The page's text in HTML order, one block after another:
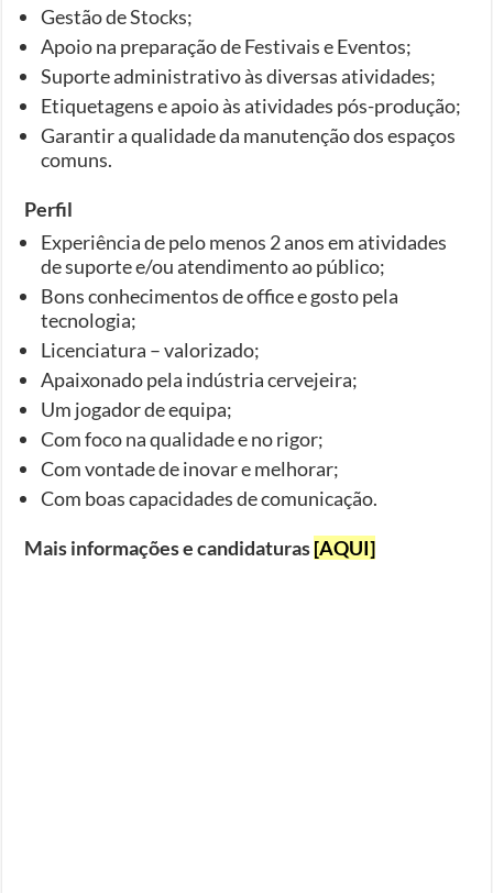
Gestão de Stocks;
Apoio na preparação de Festivais e Eventos;
Suporte administrativo às diversas atividades;
Etiquetagens e apoio às atividades pós-produção;
Garantir a qualidade da manutenção dos espaços
comuns.
Perfil
Experiência de pelo menos 2 anos em atividades
de suporte e/ou atendimento ao público;
Bons conhecimentos de office e gosto pela
tecnologia;
Licenciatura – valorizado;
Apaixonado pela indústria cervejeira;
Um jogador de equipa;
Com foco na qualidade e no rigor;
Com vontade de inovar e melhorar;
Com boas capacidades de comunicação.
Mais informações e candidaturas[AQUI]